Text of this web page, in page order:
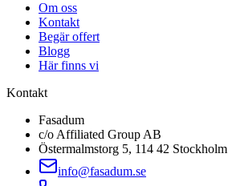
Om oss
Kontakt
Begär offert
Blogg
Här finns vi
Kontakt
Fasadum
c/o Affiliated Group AB
Östermalmstorg 5, 114 42 Stockholm
info@fasadum.se